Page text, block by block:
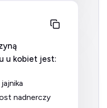
u kobiet jest:
jajnika
nadnerczy